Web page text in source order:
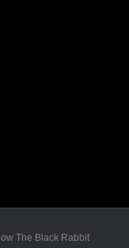
The Black Rabbit